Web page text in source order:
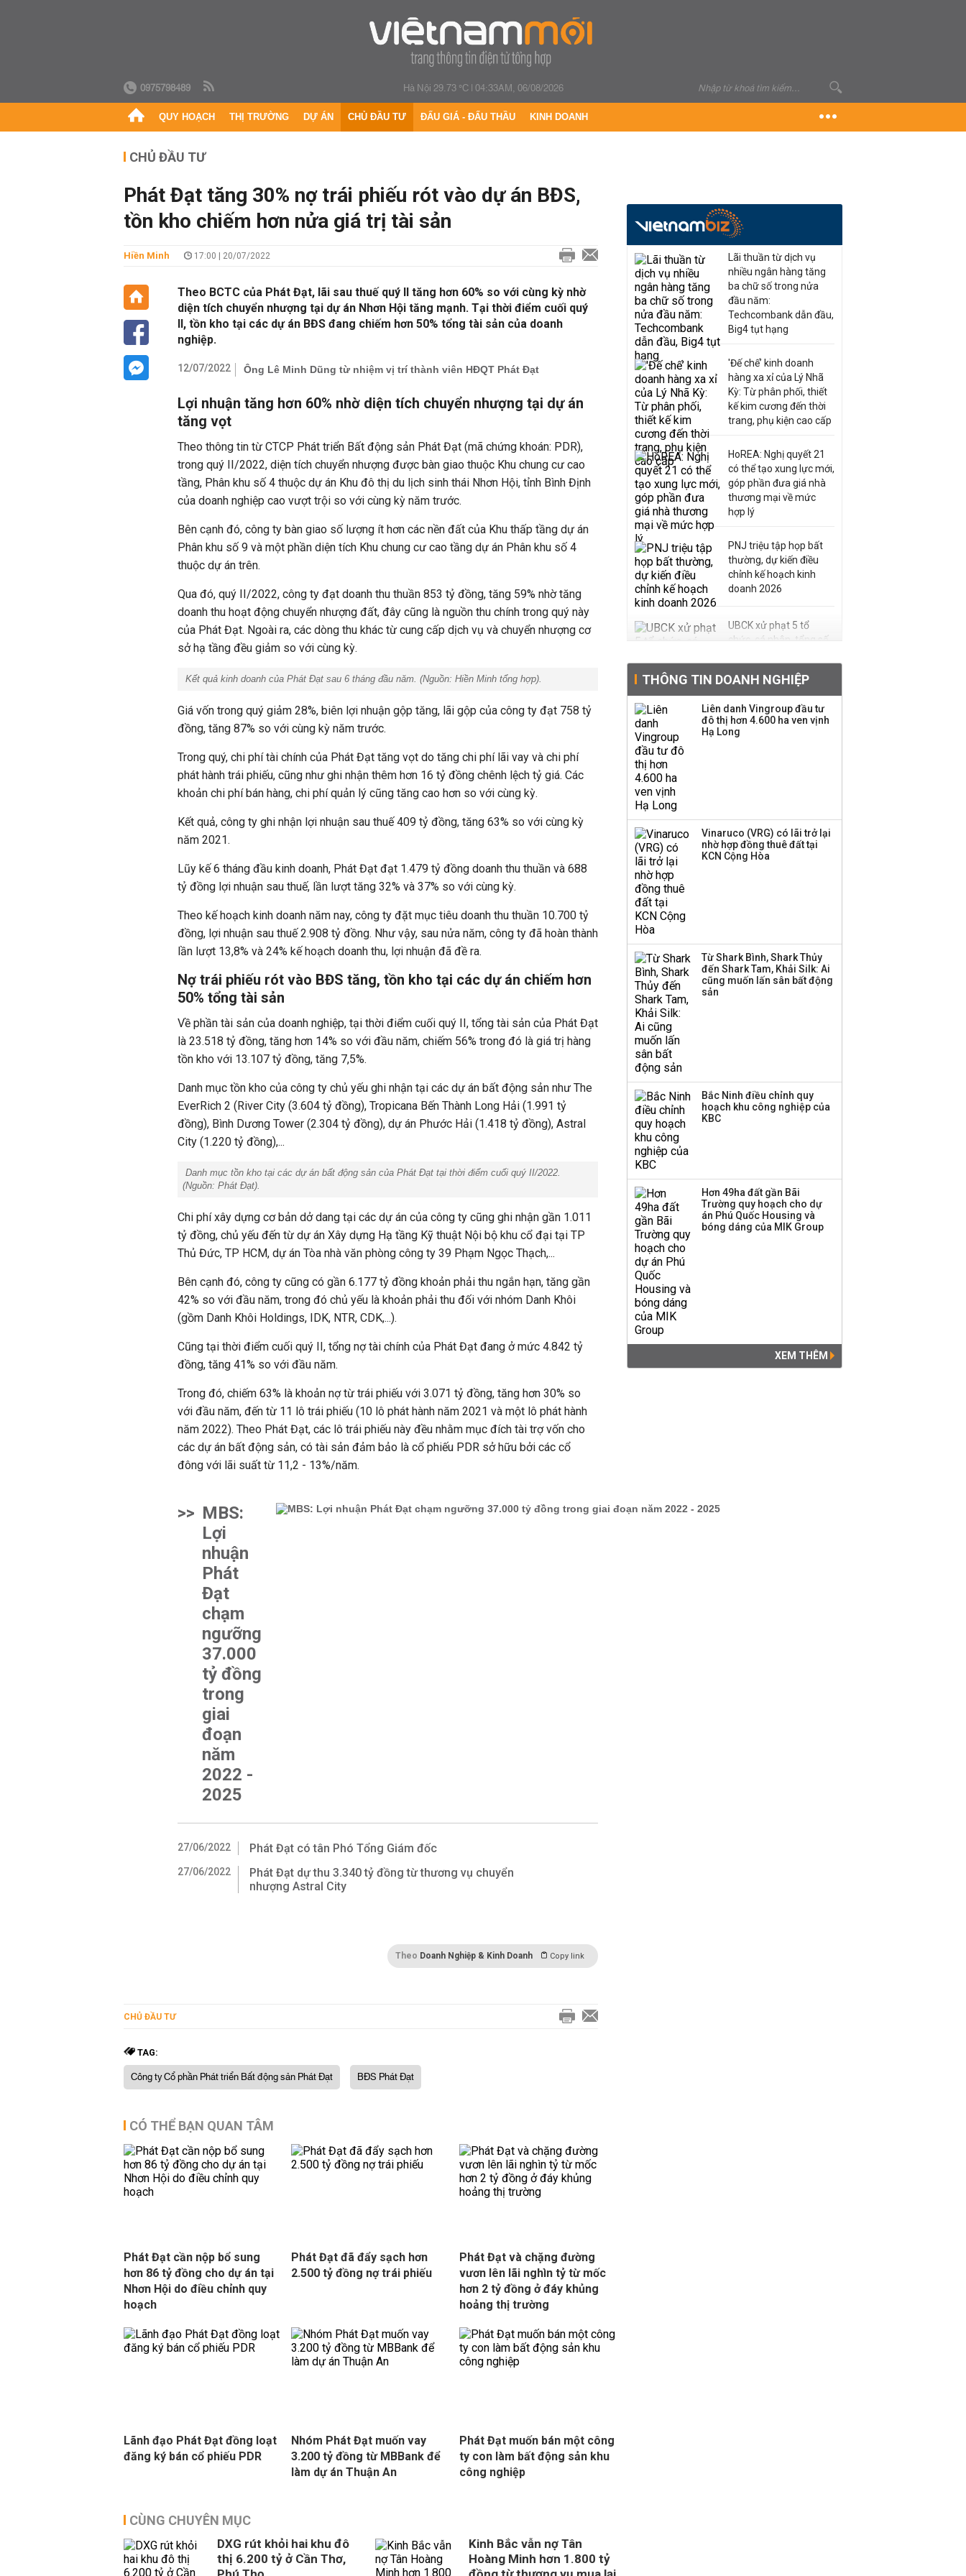
0975798489 Hà Nội 29.73 °C|04:33AM, 06/08/2026
QUY HOẠCH THỊ TRƯỜNG DỰ ÁN CHỦ ĐẦU TƯ ĐẤU GIÁ - ĐẤU THẦU KINH DOANH
CHỦ ĐẦU TƯ
Phát Đạt tăng 30% nợ trái phiếu rót vào dự án BĐS,
tồn kho chiếm hơn nửa giá trị tài sản
Hiền Minh 17:00 | 20/07/2022
Theo BCTC của Phát Đạt, lãi sau thuế quý II tăng hơn 60% so với cùng kỳ nhờ
diện tích chuyển nhượng tại dự án Nhơn Hội tăng mạnh. Tại thời điểm cuối quý
II, tồn kho tại các dự án BĐS đang chiếm hơn 50% tổng tài sản của doanh
nghiệp.
12/07/2022 Ông Lê Minh Dũng từ nhiệm vị trí thành viên HĐQT Phát Đạt
Lợi nhuận tăng hơn 60% nhờ diện tích chuyển nhượng tại dự án
tăng vọt
Theo thông tin từ CTCP Phát triển Bất động sản Phát Đạt (mã chứng khoán: PDR),
trong quý II/2022, diện tích chuyển nhượng được bàn giao thuộc Khu chung cư cao
tầng, Phân khu số 4 thuộc dự án Khu đô thị du lịch sinh thái Nhơn Hội, tỉnh Bình Định
của doanh nghiệp cao vượt trội so với cùng kỳ năm trước.
Bên cạnh đó, công ty bàn giao số lượng ít hơn các nền đất của Khu thấp tầng dự án
Phân khu số 9 và một phần diện tích Khu chung cư cao tầng dự án Phân khu số 4
thuộc dự án trên.
Qua đó, quý II/2022, công ty đạt doanh thu thuần 853 tỷ đồng, tăng 59% nhờ tăng
doanh thu hoạt động chuyển nhượng đất, đây cũng là nguồn thu chính trong quý này
của Phát Đạt. Ngoài ra, các dòng thu khác từ cung cấp dịch vụ và chuyển nhượng cơ
sở hạ tầng đều giảm so với cùng kỳ.
Kết quả kinh doanh của Phát Đạt sau 6 tháng đầu năm. (Nguồn: Hiền Minh tổng hợp).
Giá vốn trong quý giảm 28%, biên lợi nhuận gộp tăng, lãi gộp của công ty đạt 758 tỷ
đồng, tăng 87% so với cùng kỳ năm trước.
Trong quý, chi phí tài chính của Phát Đạt tăng vọt do tăng chi phí lãi vay và chi phí
phát hành trái phiếu, cũng như ghi nhận thêm hơn 16 tỷ đồng chênh lệch tỷ giá. Các
khoản chi phí bán hàng, chi phí quản lý cũng tăng cao hơn so với cùng kỳ.
Kết quả, công ty ghi nhận lợi nhuận sau thuế 409 tỷ đồng, tăng 63% so với cùng kỳ
năm 2021.
Lũy kế 6 tháng đầu kinh doanh, Phát Đạt đạt 1.479 tỷ đồng doanh thu thuần và 688
tỷ đồng lợi nhuận sau thuế, lần lượt tăng 32% và 37% so với cùng kỳ.
Theo kế hoạch kinh doanh năm nay, công ty đặt mục tiêu doanh thu thuần 10.700 tỷ
đồng, lợi nhuận sau thuế 2.908 tỷ đồng. Như vậy, sau nửa năm, công ty đã hoàn thành
lần lượt 13,8% và 24% kế hoạch doanh thu, lợi nhuận đã đề ra.
Nợ trái phiếu rót vào BĐS tăng, tồn kho tại các dự án chiếm hơn
50% tổng tài sản
Về phần tài sản của doanh nghiệp, tại thời điểm cuối quý II, tổng tài sản của Phát Đạt
là 23.518 tỷ đồng, tăng hơn 14% so với đầu năm, chiếm 56% trong đó là giá trị hàng
tồn kho với 13.107 tỷ đồng, tăng 7,5%.
Danh mục tồn kho của công ty chủ yếu ghi nhận tại các dự án bất động sản như The
EverRich 2 (River City (3.604 tỷ đồng), Tropicana Bến Thành Long Hải (1.991 tỷ
đồng), Bình Dương Tower (2.304 tỷ đồng), dự án Phước Hải (1.418 tỷ đồng), Astral
City (1.220 tỷ đồng),...
Danh mục tồn kho tại các dự án bất động sản của Phát Đạt tại thời điểm cuối quý II/2022.
(Nguồn: Phát Đạt).
Chi phí xây dựng cơ bản dở dang tại các dự án của công ty cũng ghi nhận gần 1.011
tỷ đồng, chủ yếu đến từ dự án Xây dựng Hạ tầng Kỹ thuật Nội bộ khu cổ đại tại TP
Thủ Đức, TP HCM, dự án Tòa nhà văn phòng công ty 39 Phạm Ngọc Thạch,...
Bên cạnh đó, công ty cũng có gần 6.177 tỷ đồng khoản phải thu ngắn hạn, tăng gần
42% so với đầu năm, trong đó chủ yếu là khoản phải thu đối với nhóm Danh Khôi
(gồm Danh Khôi Holdings, IDK, NTR, CDK,...).
Cũng tại thời điểm cuối quý II, tổng nợ tài chính của Phát Đạt đang ở mức 4.842 tỷ
đồng, tăng 41% so với đầu năm.
Trong đó, chiếm 63% là khoản nợ từ trái phiếu với 3.071 tỷ đồng, tăng hơn 30% so
với đầu năm, đến từ 11 lô trái phiếu (10 lô phát hành năm 2021 và một lô phát hành
năm 2022). Theo Phát Đạt, các lô trái phiếu này đều nhằm mục đích tài trợ vốn cho
các dự án bất động sản, có tài sản đảm bảo là cổ phiếu PDR sở hữu bởi các cổ
đông với lãi suất từ 11,2 - 13%/năm.
>> MBS:
Lợi
nhuận
Phát
Đạt
chạm
ngưỡng
37.000
tỷ đồng
trong
giai
đoạn
năm
2022 -
2025
27/06/2022 Phát Đạt có tân Phó Tổng Giám đốc
27/06/2022
Phát Đạt dự thu 3.340 tỷ đồng từ thương vụ chuyển
nhượng Astral City
Theo Doanh Nghiệp & Kinh Doanh Copy link
CHỦ ĐẦU TƯ
TAG:
Công ty Cổ phần Phát triển Bất động sản Phát Đạt BĐS Phát Đạt
CÓ THỂ BẠN QUAN TÂM
Phát Đạt cần nộp bổ sung
hơn 86 tỷ đồng cho dự án tại
Nhơn Hội do điều chỉnh quy
hoạch
Phát Đạt đã đẩy sạch hơn
2.500 tỷ đồng nợ trái phiếu
Phát Đạt và chặng đường
vươn lên lãi nghìn tỷ từ mốc
hơn 2 tỷ đồng ở đáy khủng
hoảng thị trường
Lãnh đạo Phát Đạt đồng loạt
đăng ký bán cổ phiếu PDR
Nhóm Phát Đạt muốn vay
3.200 tỷ đồng từ MBBank để
làm dự án Thuận An
Phát Đạt muốn bán một công
ty con làm bất động sản khu
công nghiệp
CÙNG CHUYÊN MỤC
DXG rút khỏi hai khu đô
thị 6.200 tỷ ở Cần Thơ,
Kinh Bắc vẫn nợ Tân
Hoàng Minh hơn 1.800 tỷ
Lãi thuần từ dịch vụ
nhiều ngân hàng tăng
ba chữ số trong nửa
đầu năm:
Techcombank dẫn đầu,
Big4 tụt hạng
'Đế chế’ kinh doanh
hàng xa xỉ của Lý Nhã
Kỳ: Từ phân phối, thiết
kế kim cương đến thời
trang, phụ kiện cao cấp
HoREA: Nghị quyết 21
có thể tạo xung lực mới,
góp phần đưa giá nhà
thương mại về mức
hợp lý
PNJ triệu tập họp bất
thường, dự kiến điều
chỉnh kế hoạch kinh
doanh 2026
UBCK xử phạt 5 tổ
chức, cá nhân, tổng số
Kinh Bắc dự kiến cho
thuê tối thiểu 100 ha
đất công nghiệp trong
doanh nghiệp Mỹ
Keppel ký thỏa thuận
Sacombank phát hành
ba đợt trái phiếu thu về
hơn 3.600 tỷ, lãi suất
trả lên tới 10%/năm
THÔNG TIN DOANH NGHIỆP
Liên danh Vingroup đầu tư
đô thị hơn 4.600 ha ven vịnh
Hạ Long
Vinaruco (VRG) có lãi trở lại
nhờ hợp đồng thuê đất tại
KCN Cộng Hòa
Từ Shark Bình, Shark Thủy
đến Shark Tam, Khải Silk: Ai
cũng muốn lấn sân bất động
sản
Bắc Ninh điều chỉnh quy
hoạch khu công nghiệp của
KBC
Hơn 49ha đất gần Bãi
Trường quy hoạch cho dự
án Phú Quốc Housing và
bóng dáng của MIK Group
XEM THÊM